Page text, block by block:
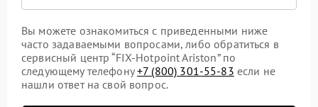
Вы можете ознакомиться с приведенными ниже
часто задаваемыми вопросами, либо обратиться в
сервисный центр “FIX-Hotpoint Ariston” по
следующему телефону+7 (800) 301-55-83 если не
нашли ответ на свой вопрос.